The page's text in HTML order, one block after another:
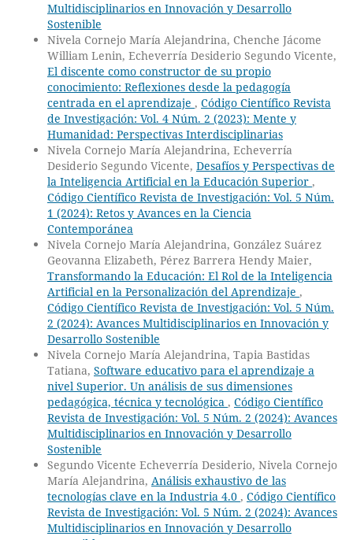
Multidisciplinarios en Innovación y Desarrollo
Sostenible
Nivela Cornejo María Alejandrina, Chenche Jácome
William Lenin, Echeverría Desiderio Segundo Vicente,
El discente como constructor de su propio
conocimiento: Reflexiones desde la pedagogía
centrada en el aprendizaje , Código Científico Revista
de Investigación: Vol. 4 Núm. 2 (2023): Mente y
Humanidad: Perspectivas Interdisciplinarias
Nivela Cornejo María Alejandrina, Echeverría
Desiderio Segundo Vicente, Desafíos y Perspectivas de
la Inteligencia Artificial en la Educación Superior ,
Código Científico Revista de Investigación: Vol. 5 Núm.
1 (2024): Retos y Avances en la Ciencia
Contemporánea
Nivela Cornejo María Alejandrina, González Suárez
Geovanna Elizabeth, Pérez Barrera Hendy Maier,
Transformando la Educación: El Rol de la Inteligencia
Artificial en la Personalización del Aprendizaje ,
Código Científico Revista de Investigación: Vol. 5 Núm.
2 (2024): Avances Multidisciplinarios en Innovación y
Desarrollo Sostenible
Nivela Cornejo María Alejandrina, Tapia Bastidas
Tatiana, Software educativo para el aprendizaje a
nivel Superior. Un análisis de sus dimensiones
pedagógica, técnica y tecnológica , Código Científico
Revista de Investigación: Vol. 5 Núm. 2 (2024): Avances
Multidisciplinarios en Innovación y Desarrollo
Sostenible
Segundo Vicente Echeverría Desiderio, Nivela Cornejo
María Alejandrina, Análisis exhaustivo de las
tecnologías clave en la Industria 4.0 , Código Científico
Revista de Investigación: Vol. 5 Núm. 2 (2024): Avances
Multidisciplinarios en Innovación y Desarrollo